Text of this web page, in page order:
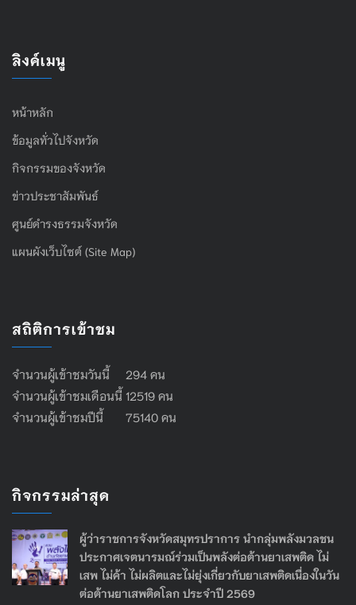
ลิงค์เมนู
หน้าหลัก
ข้อมูลทั่วไปจังหวัด
กิจกรรมของจังหวัด
ข่าวประชาสัมพันธ์
ศูนย์ดำรงธรรมจังหวัด
แผนผังเว็บไซต์ (Site Map)
สถิติการเข้าชม
จำนวนผู้เข้าชมวันนี้ 294 คน
จำนวนผู้เข้าชมเดือนนี้ 12519 คน
จำนวนผู้เข้าชมปีนี้ 75140 คน
กิจกรรมล่าสุด
ผู้ว่าราชการจังหวัดสมุทรปราการ นำกลุ่มพลังมวลชน
ประกาศเจตนารมณ์ร่วมเป็นพลังต่อต้านยาเสพติด ไม่
เสพ ไม่ค้า ไม่ผลิตและไม่ยุ่งเกี่ยวกับยาเสพติดเนื่องในวัน
ต่อต้านยาเสพติดโลก ประจำปี 2569